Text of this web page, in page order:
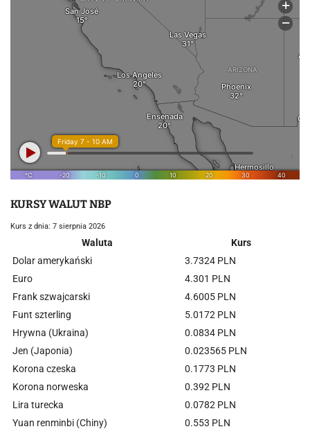
KURSY WALUT NBP
Kurs z dnia: 7 sierpnia 2026
Waluta
Kurs
Dolar amerykański
3.7324 PLN
Euro
4.301 PLN
Frank szwajcarski
4.6005 PLN
Funt szterling
5.0172 PLN
Hrywna (Ukraina)
0.0834 PLN
Jen (Japonia)
0.023565 PLN
Korona czeska
0.1773 PLN
Korona norweska
0.392 PLN
Lira turecka
0.0782 PLN
Yuan renminbi (Chiny)
0.553 PLN